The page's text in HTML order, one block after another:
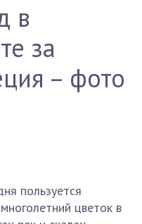
в
за
– фото
пользуется
цветок в